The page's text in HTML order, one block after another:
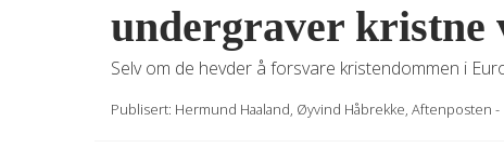
undergraver kristne
Selv om de hevder å forsvare kristendommen i
Publisert: Hermund Haaland, Øyvind Håbrekke, Aftenposten -